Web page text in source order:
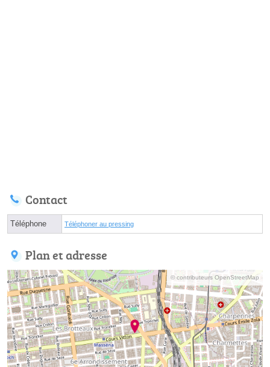
Contact
Téléphone Téléphoner au pressing
Plan et adresse
© contributeurs OpenStreetMap